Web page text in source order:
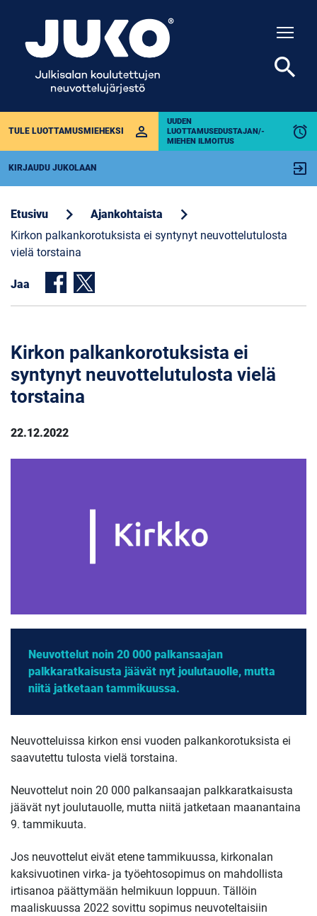
TULE LUOTTAMUSMIEHEKSI perm_identity
UUDEN
LUOTTAMUSEDUSTAJAN/-
MIEHEN ILMOITUS
alarm
KIRJAUDU JUKOLAAN exit_to_app
search
Etusivu chevron_right Ajankohtaista chevron_right
Kirkon palkankorotuksista ei syntynyt neuvottelutulosta
vielä torstaina
Jaa
Kirkon palkankorotuksista ei
syntynyt neuvottelutulosta vielä
torstaina
22.12.2022
Neuvottelut noin 20 000 palkansaajan
palkkaratkaisusta jäävät nyt joulutauolle, mutta
niitä jatketaan tammikuussa.
Neuvotteluissa kirkon ensi vuoden palkankorotuksista ei
saavutettu tulosta vielä torstaina.
Neuvottelut noin 20 000 palkansaajan palkkaratkaisusta
jäävät nyt joulutauolle, mutta niitä jatketaan maanantaina
9. tammikuuta.
Jos neuvottelut eivät etene tammikuussa, kirkonalan
kaksivuotinen virka- ja työehtosopimus on mahdollista
irtisanoa päättymään helmikuun loppuun. Tällöin
maaliskuussa 2022 sovittu sopimus neuvoteltaisiin